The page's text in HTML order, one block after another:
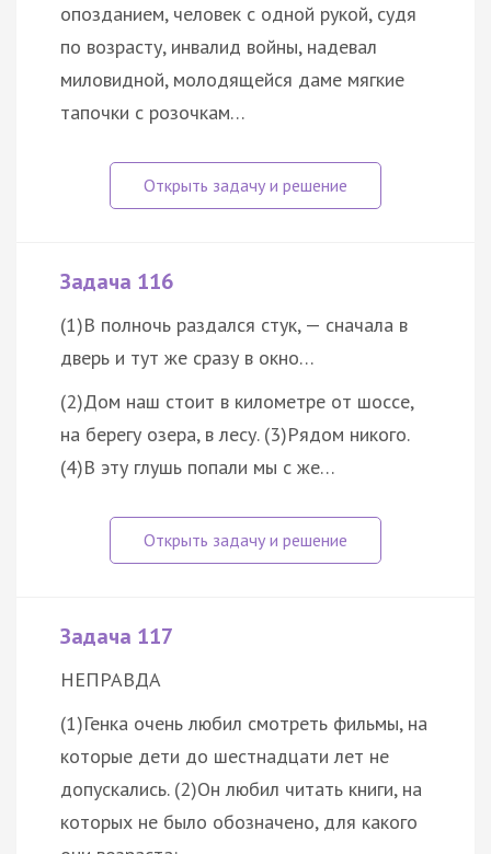
опозданием, человек с одной рукой, судя
по возрасту, инвалид войны, надевал
миловидной, молодящейся даме мягкие
тапочки с розочкам…
Задача 116
(1)В полночь раздался стук, — сначала в
дверь и тут же сразу в окно…
(2)Дом наш стоит в километре от шоссе,
на берегу озера, в лесу. (3)Рядом никого.
(4)В эту глушь попали мы с же…
Задача 117
НЕПРАВДА
(1)Генка очень любил смотреть фильмы, на
которые дети до шестнадцати лет не
допускались. (2)Он любил читать книги, на
которых не было обозначено, для какого